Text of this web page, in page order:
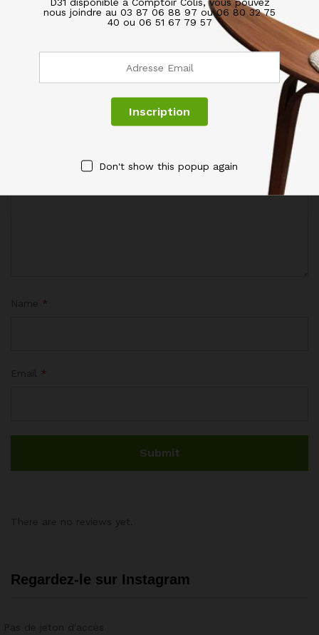
BE THE FIRST TO REVIEW “GEL DOUCHE VANILLE
ET KARITE 600ML”
Votre adresse de messagerie ne sera pas publiée.
champs obligatoires sont indiqués avec
*
*
*
Regardez-le sur Instagram
nous joindre au 03 87 06 88 97 ou 06 80 32 75
40 ou 06 51 67 79 57
Don't show this popup again